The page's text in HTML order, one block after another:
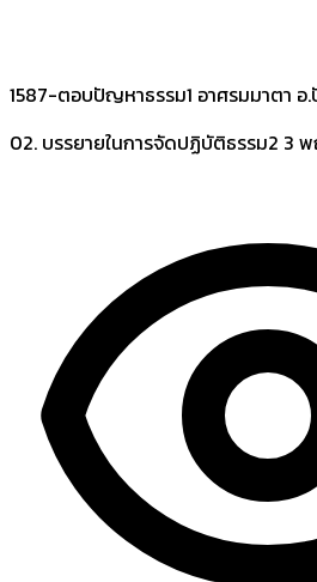
1587-ตอบปัญหาธรรม1 อาศรมมาตา อ
02. บรรยายในการจัดปฏิบัติธรรม2 3